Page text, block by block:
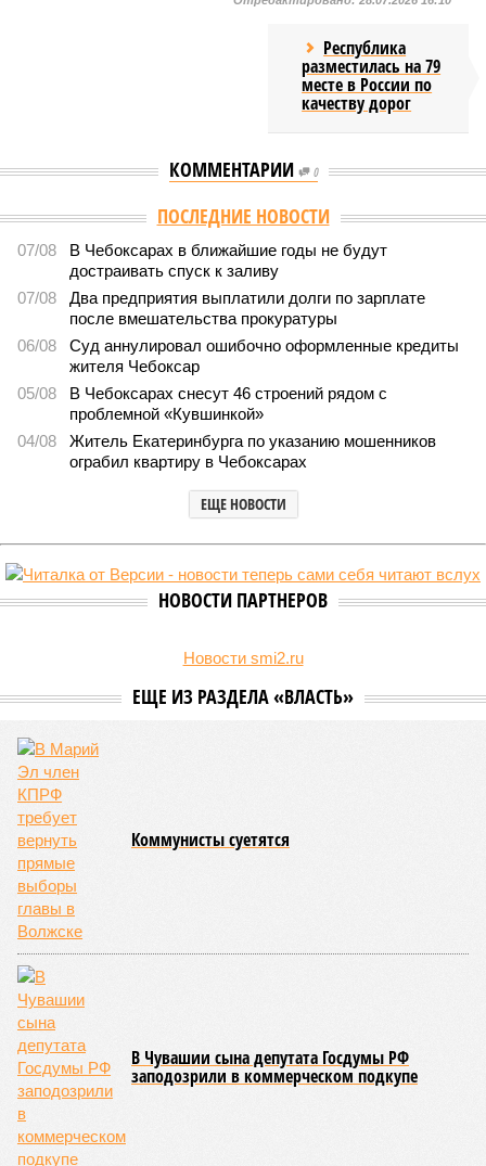
Республика
разместилась на 79
месте в России по
качеству дорог
КОММЕНТАРИИ 0
ПОСЛЕДНИЕ НОВОСТИ
07/08
В Чебоксарах в ближайшие годы не будут
достраивать спуск к заливу
07/08
Два предприятия выплатили долги по зарплате
после вмешательства прокуратуры
06/08
Суд аннулировал ошибочно оформленные кредиты
жителя Чебоксар
05/08
В Чебоксарах снесут 46 строений рядом с
проблемной «Кувшинкой»
04/08
Житель Екатеринбурга по указанию мошенников
ограбил квартиру в Чебоксарах
ЕЩЕ НОВОСТИ
НОВОСТИ ПАРТНЕРОВ
Новости smi2.ru
ЕЩЕ ИЗ РАЗДЕЛА «ВЛАСТЬ»
Коммунисты суетятся
В Чувашии сына депутата Госдумы РФ
заподозрили в коммерческом подкупе